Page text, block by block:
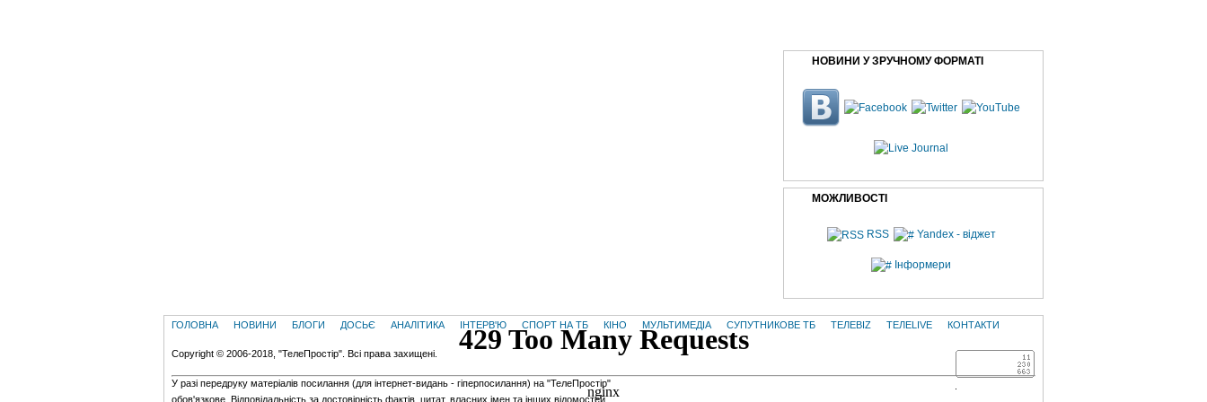
НОВИНИ У ЗРУЧНОМУ ФОРМАТІ
МОЖЛИВОСТІ
RSS Yandex - віджет
Інформери
ГОЛОВНА НОВИНИ БЛОГИ ДОСЬЄ АНАЛІТИКА ІНТЕРВ'Ю СПОРТ НА ТБ КІНО МУЛЬТИМЕДІА СУПУТНИКОВЕ ТБ ТЕЛЕBIZ ТЕЛЕLIVE КОНТАКТИ
Copyright © 2006-2018, "ТелеПростір". Всі права захищені.
У разі передруку матеріалів посилання (для iнтернет-видань - гiперпосилання) на "ТелеПростір"
обов'язкове. Відповідальність за достовірність фактів, цитат, власних імен та інших відомостей